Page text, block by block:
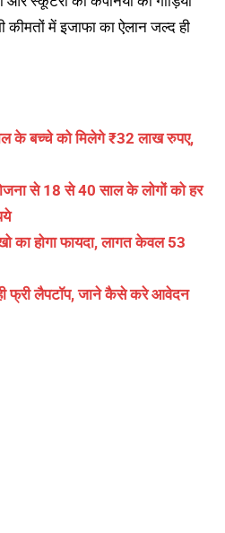
कीमतों में इजाफा का ऐलान जल्द ही
के बच्चे को मिलेगे ₹32 लाख रुपए,
से 18 से 40 साल के लोगों को हर
का होगा फायदा, लागत केवल 53
फ्री लैपटॉप, जाने कैसे करे आवेदन